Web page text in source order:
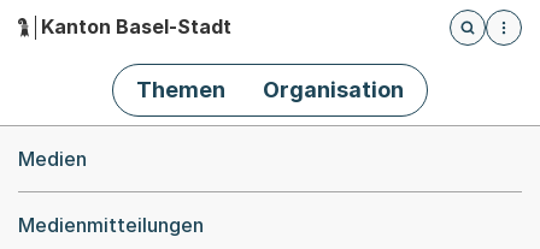
Hauptnavigation
Kanton Basel-Stadt
Öffnet
Themen Organisation
Medien
Medienmitteilungen